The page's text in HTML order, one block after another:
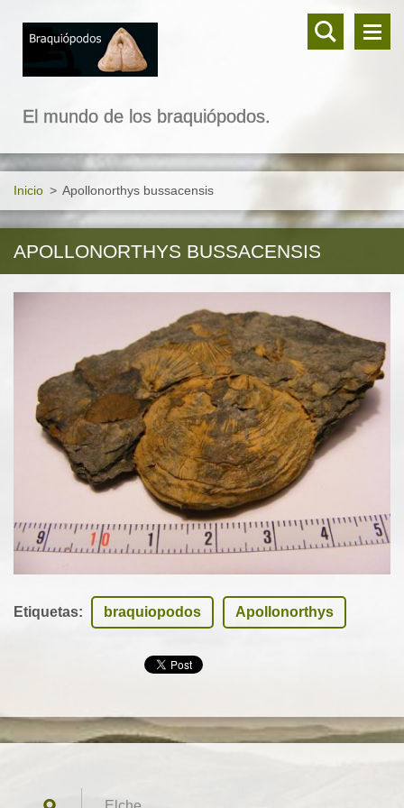
El mundo de los braquiópodos.
Inicio > Apollonorthys bussacensis
APOLLONORTHYS BUSSACENSIS
Etiquetas: braquiopodos Apollonorthys